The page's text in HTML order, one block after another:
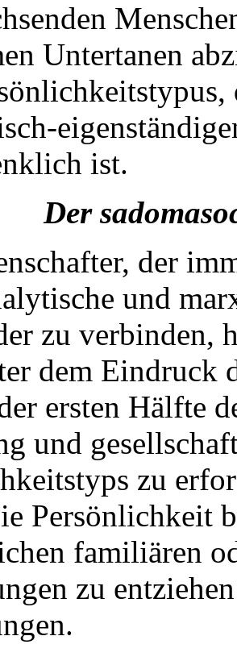
Untertanen
ist.
Der
der
und
zu verbinden,
dem Eindruck
ersten Hälfte
und
zu
Persönlichkeit
familiären
zu